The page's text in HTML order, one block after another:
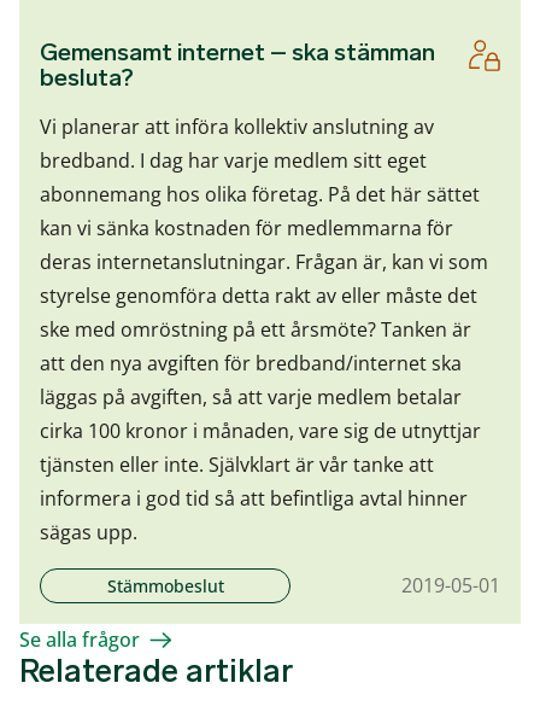
Gemensamt internet – ska stämman
besluta?
Vi planerar att införa kollektiv anslutning av
bredband. I dag har varje medlem sitt eget
abonnemang hos olika företag. På det här sättet
kan vi sänka kostnaden för medlemmarna för
deras internetanslutningar. Frågan är, kan vi som
styrelse genomföra detta rakt av eller måste det
ske med omröstning på ett årsmöte? Tanken är
att den nya avgiften för bredband/internet ska
läggas på avgiften, så att varje medlem betalar
cirka 100 kronor i månaden, vare sig de utnyttjar
tjänsten eller inte. Självklart är vår tanke att
informera i god tid så att befintliga avtal hinner
sägas upp.
Stämmobeslut 2019-05-01
Se alla frågor
Relaterade artiklar